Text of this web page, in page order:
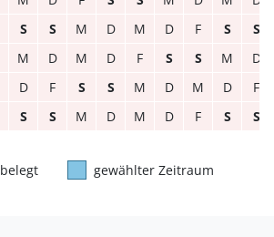
S S M D M D F S
S
M D M D F S S M
D
D F S S M D M D
F
S S M D M D F S S
belegt gewählter Zeitraum